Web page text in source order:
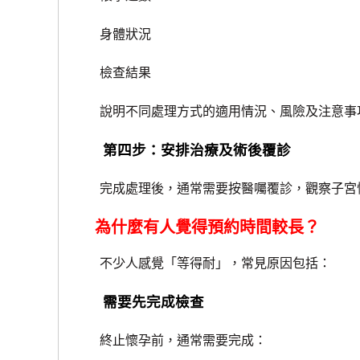
身體狀況
檢查結果
說明不同處理方式的適用情況、風險及注意事
第四步：安排治療及術後覆診
完成處理後，通常需要按醫囑覆診，觀察子宮
為什麼有人覺得預約時間較長？
不少人感覺「等得耐」，常見原因包括：
需要先完成檢查
終止懷孕前，通常需要完成：